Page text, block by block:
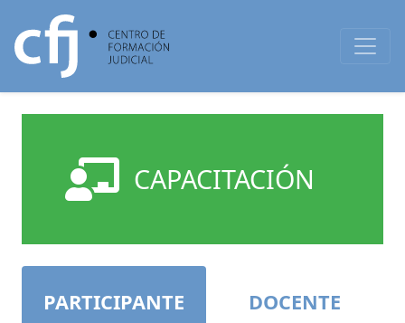
CAPACITACIÓN
PARTICIPANTE DOCENTE